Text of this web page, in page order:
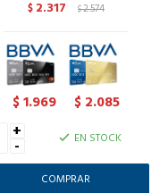
$ 2.317 $2.574
$1.969 $ 2.085
+
- EN STOCK